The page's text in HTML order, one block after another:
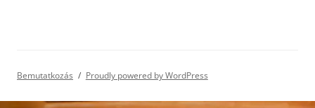
Bemutatkozás Proudly powered by WordPress